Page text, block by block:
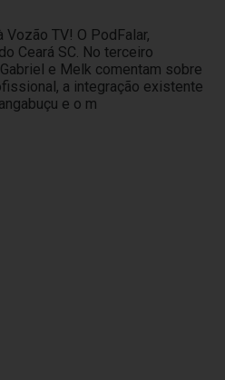
TV! O PodFalar,
Ceará SC. No terceiro
e Melk comentam sobre
a integração existente
e o m